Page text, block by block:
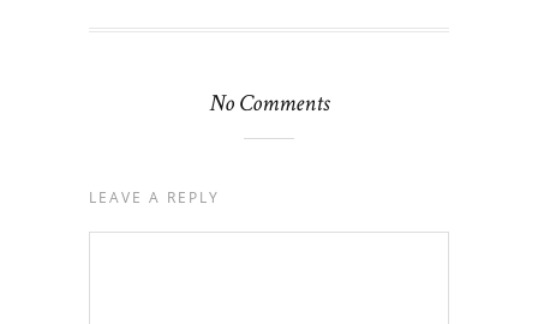
No Comments
LEAVE A REPLY